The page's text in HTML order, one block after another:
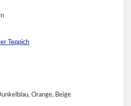
Teppich
Orange, Beige